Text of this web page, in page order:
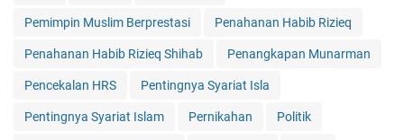
Pemimpin Muslim Berprestasi Penahanan Habib Rizieq
Penahanan Habib Rizieq Shihab Penangkapan Munarman
Pencekalan HRS Pentingnya Syariat Isla
Pentingnya Syariat Islam Pernikahan Politik